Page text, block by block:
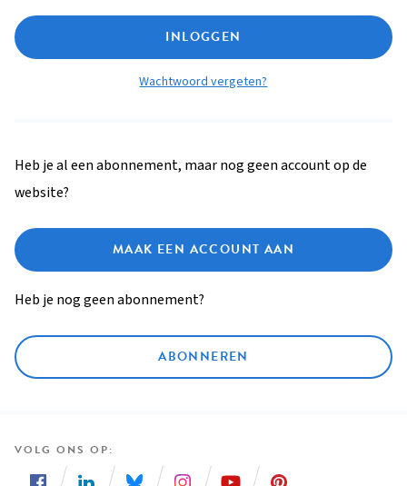
INLOGGEN
Wachtwoord vergeten?
Heb je al een abonnement, maar nog geen account op de
website?
MAAK EEN ACCOUNT AAN
Heb je nog geen abonnement?
ABONNEREN
VOLG ONS OP